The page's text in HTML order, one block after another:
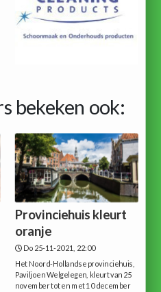
bekeken ook:
Provinciehuis kleurt
oranje
Do 25-11-2021, 22:00
Het Noord-Hollandse provinciehuis,
Paviljoen Welgelegen, kleurt van 25
november tot en met 10 december